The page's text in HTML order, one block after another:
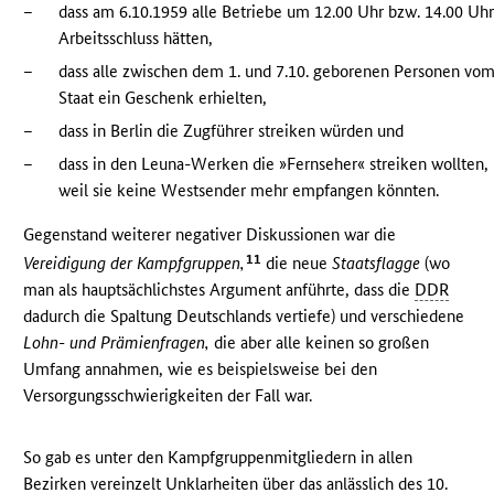
–
dass am 6.10.1959 alle Betriebe um 12.00 Uhr bzw. 14.00 Uhr
Arbeitsschluss hätten,
–
dass alle zwischen dem 1. und 7.10. geborenen Personen
Staat ein Geschenk erhielten,
–
dass in Berlin die Zugführer streiken würden und
–
dass in den Leuna-Werken die »Fernseher« streiken wollten,
weil sie keine Westsender mehr empfangen könnten.
Gegenstand weiterer negativer Diskussionen war die
Vereidigung der Kampfgruppen,11 die neueStaatsflagge (wo
man als hauptsächlichstes Argument anführte, dass die DDR
dadurch die Spaltung Deutschlands vertiefe) und verschiedene
Lohn- und Prämienfragen, die aber alle keinen so großen
Umfang annahmen, wie es beispielsweise bei den
Versorgungsschwierigkeiten der Fall war.
So gab es unter den Kampfgruppenmitgliedern in allen
Bezirken vereinzelt Unklarheiten über das anlässlich des 10.